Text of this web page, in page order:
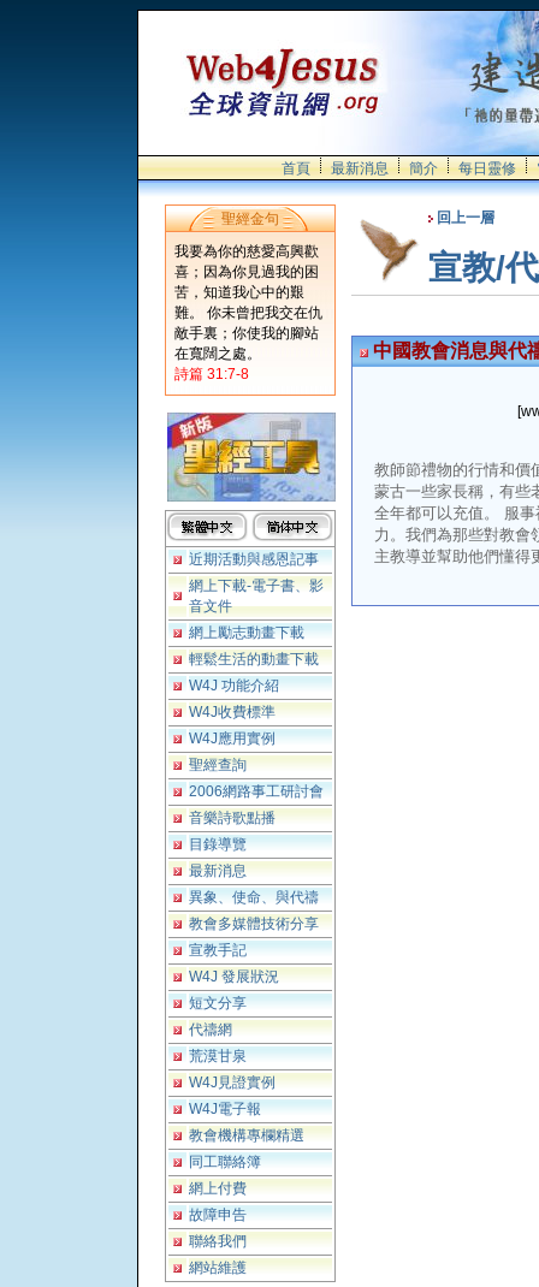
首頁 最新消息 簡介 每日靈修
聖經金句
我要為你的慈愛高興歡
喜；因為你見過我的困
苦，知道我心中的艱
難。 你未曾把我交在仇
敵手裏；你使我的腳站
在寬闊之處。
詩篇 31:7-8
近期活動與感恩記事
網上下載-電子書、影
音文件
網上勵志動畫下載
輕鬆生活的動畫下載
W4J 功能介紹
W4J收費標準
W4J應用實例
聖經查詢
2006網路事工研討會
音樂詩歌點播
目錄導覽
最新消息
異象、使命、與代禱
教會多媒體技術分享
宣教手記
W4J 發展狀況
短文分享
代禱網
荒漠甘泉
W4J見證實例
W4J電子報
教會機構專欄精選
同工聯絡簿
網上付費
故障申告
聯絡我們
網站維護
回上一層
宣教/
中國教會消息與代
教師節禮物的行情和價
蒙古一些家長稱，有些
全年都可以充值。 服
力。我們為那些對教會
主教導並幫助他們懂得